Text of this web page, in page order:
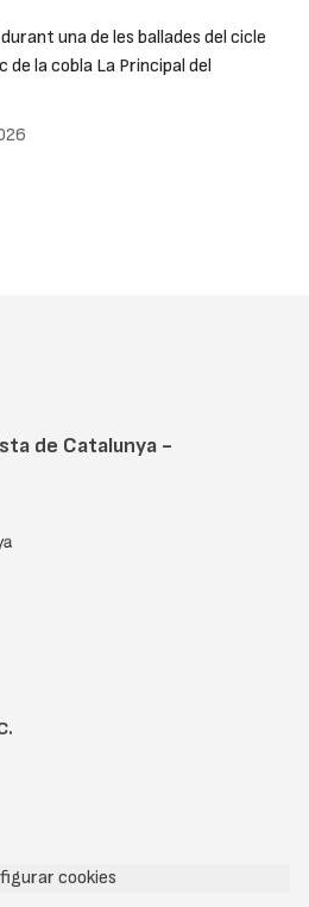
una de les ballades del cicle
la cobla La Principal del
de Catalunya -
cookies